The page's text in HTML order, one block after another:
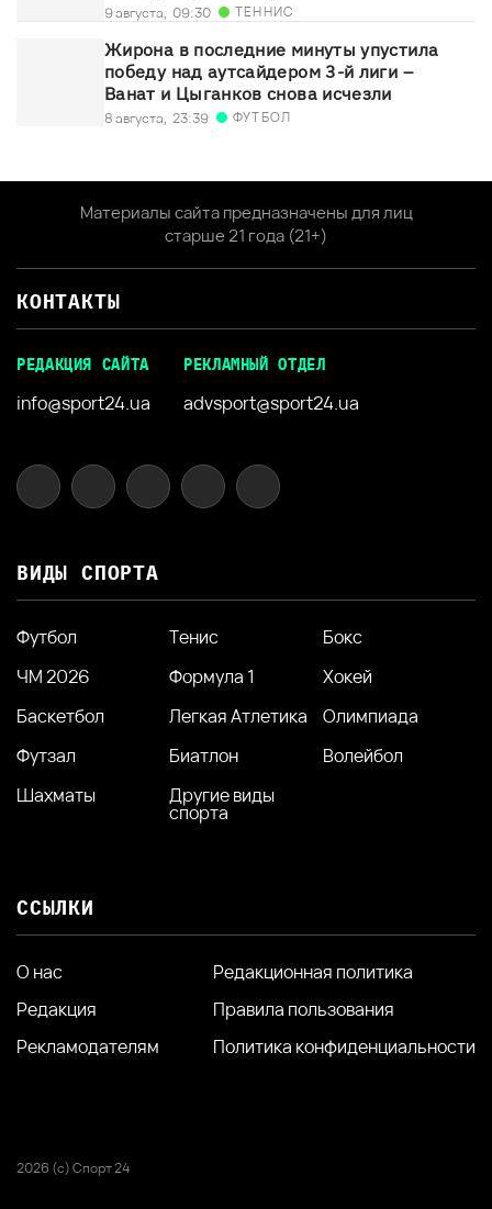
9 августа, 09:30 ТЕННИС
Жирона в последние минуты упустила
победу над аутсайдером 3-й лиги –
Ванат и Цыганков снова исчезли
8 августа, 23:39 ФУТБОЛ
Материалы сайта предназначены для лиц
старше 21 года (21+)
КОНТАКТЫ
РЕДАКЦИЯ САЙТА
info@sport24.ua
РЕКЛАМНЫЙ ОТДЕЛ
advsport@sport24.ua
ВИДЫ СПОРТА
Футбол Тенис
Бокс
ЧМ 2026
Формула 1
Хокей
Баскетбол
Легкая Атлетика
Олимпиада
Футзал
Биатлон
Волейбол
Шахматы
Другие виды
спорта
ССЫЛКИ
О нас
Редакция
Рекламодателям
Редакционная политика
Правила пользования
Политика конфиденциальности
2026 (с) Спорт 24